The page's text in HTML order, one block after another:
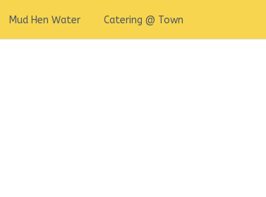
Mud Hen Water Catering @ Town